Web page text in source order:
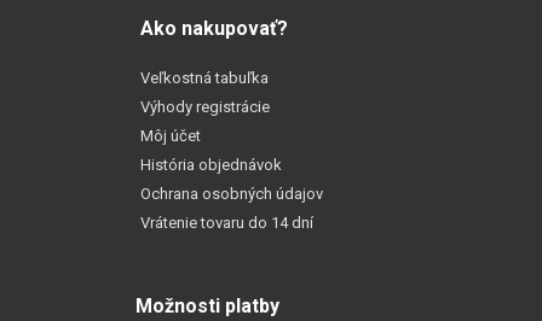
Ako nakupovať?
Veľkostná tabuľka
Výhody registrácie
Môj účet
História objednávok
Ochrana osobných údajov
Vrátenie tovaru do 14 dní
Možnosti platby